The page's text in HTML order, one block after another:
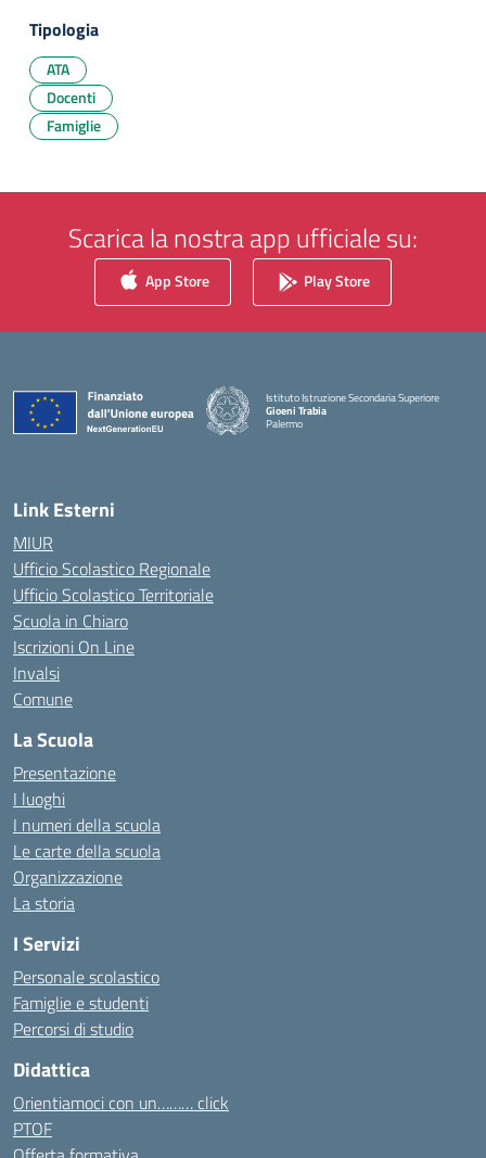
Tipologia
ATA
Docenti
Famiglie
Scarica la nostra app ufficiale su:
App Store Play Store
Istituto Istruzione Secondaria Superiore
Gioeni Trabia
Palermo
Link Esterni
MIUR
Ufficio Scolastico Regionale
Ufficio Scolastico Territoriale
Scuola in Chiaro
Iscrizioni On Line
Invalsi
Comune
La Scuola
Presentazione
I luoghi
I numeri della scuola
Le carte della scuola
Organizzazione
La storia
I Servizi
Personale scolastico
Famiglie e studenti
Percorsi di studio
Didattica
Orientiamoci con un……… click
PTOF